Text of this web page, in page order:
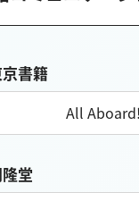
書籍
All Aboard!
堂